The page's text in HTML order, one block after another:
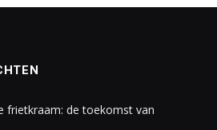
frietkraam: de toekomst van